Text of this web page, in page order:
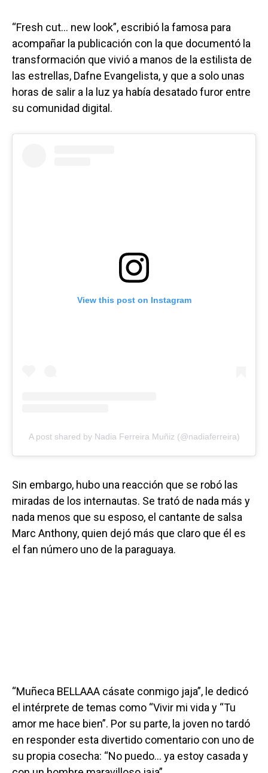
“Fresh cut… new look”, escribió la famosa para
acompañar la publicación con la que documentó la
transformación que vivió a manos de la estilista de
las estrellas, Dafne Evangelista, y que a solo unas
horas de salir a la luz ya había desatado furor entre
su comunidad digital.
View this post on Instagram
A post shared by Nadia Ferreira Muñiz (@nadiaferreira)
Sin embargo, hubo una reacción que se robó las
miradas de los internautas. Se trató de nada más y
nada menos que su esposo, el cantante de salsa
Marc Anthony, quien dejó más que claro que él es
el fan número uno de la paraguaya.
“Muñeca BELLAAA cásate conmigo jaja”, le dedicó
el intérprete de temas como “Vivir mi vida y “Tu
amor me hace bien”. Por su parte, la joven no tardó
en responder esta divertido comentario con uno de
su propia cosecha: “No puedo… ya estoy casada y